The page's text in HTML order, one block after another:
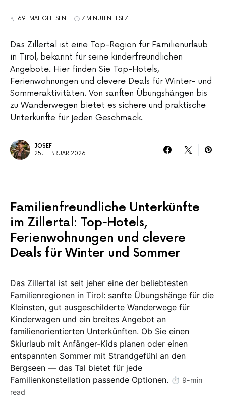
691 MAL GELESEN 7 MINUTEN LESEZEIT
Das Zillertal ist eine Top-Region für Familienurlaub
in Tirol, bekannt für seine kinderfreundlichen
Angebote. Hier finden Sie Top-Hotels,
Ferienwohnungen und clevere Deals für Winter- und
Sommeraktivitäten. Von sanften Übungshängen bis
zu Wanderwegen bietet es sichere und praktische
Unterkünfte für jeden Geschmack.
JOSEF
25. FEBRUAR 2026
Familienfreundliche Unterkünfte
im Zillertal: Top‑Hotels,
Ferienwohnungen und clevere
Deals für Winter und Sommer
Das Zillertal ist seit jeher eine der beliebtesten
Familienregionen in Tirol: sanfte Übungshänge für die
Kleinsten, gut ausgeschilderte Wanderwege für
Kinderwagen und ein breites Angebot an
familienorientierten Unterkünften. Ob Sie einen
Skiurlaub mit Anfänger‑Kids planen oder einen
entspannten Sommer mit Strandgefühl an den
Bergseen — das Tal bietet für jede
Familienkonstellation passende Optionen. ⏱️ 9-min
read